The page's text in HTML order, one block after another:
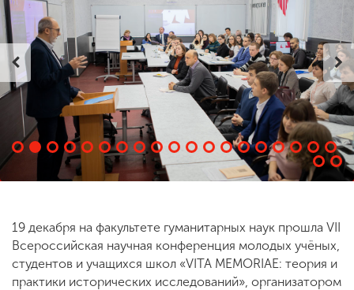
Приемная
комиссия
+7 (831) 262-26-20
19 декабря на факультете гуманитарных наук прошла VII
Всероссийская научная конференция молодых учёных,
студентов и учащихся школ «VITA MEMORIAE: теория и
практики исторических исследований», организатором